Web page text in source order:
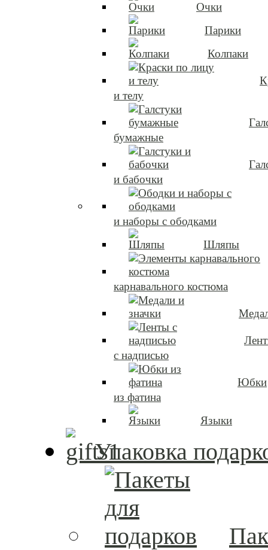
Очки
Парики
Колпаки
и телу
бумажные
и бабочки
и наборы с ободками
Шляпы
карнавального костюма
с надписью
Юбки
из фатина
Языки
Упаковка